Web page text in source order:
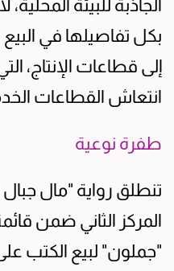
الجاذبة للبيئة
بكل تفاصيلها في البيع
إلى قطاعات الإنتاج،
انتعاش القطاعات
طفرة نوعية
تنطلق رواية "مال
المركز الثاني ضمن
"جملون" لبيع الكتب على